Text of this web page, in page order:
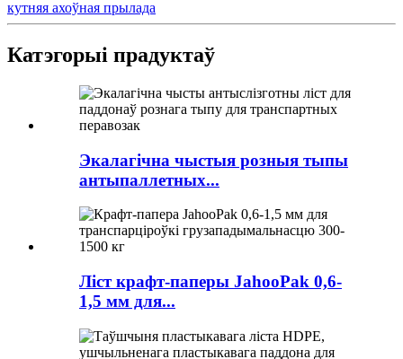
кутняя ахоўная прылада
Катэгорыі прадуктаў
Экалагічна чыстыя розныя тыпы
антыпаллетных...
Ліст крафт-паперы JahooPak 0,6-
1,5 мм для...